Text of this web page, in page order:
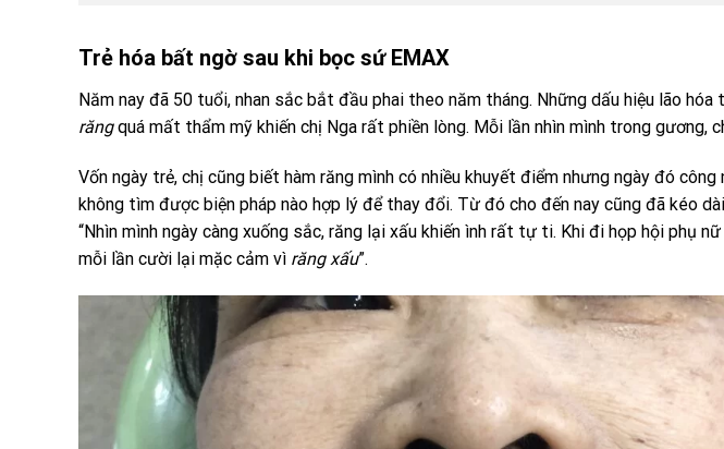
Trẻ hóa bất ngờ sau khi bọc sứ EMAX
Năm nay đã 50 tuổi, nhan sắc bắt đầu phai theo năm tháng. Những dấu hiệu lão hóa
răngquá mất thẩm mỹ khiến chị Nga rất phiền lòng. Mỗi lần nhìn mình trong gương,
Vốn ngày trẻ, chị cũng biết hàm răng mình có nhiều khuyết điểm nhưng ngày đó công
không tìm được biện pháp nào hợp lý để thay đổi. Từ đó cho đến nay cũng đã kéo
“Nhìn mình ngày càng xuống sắc, răng lại xấu khiến ình rất tự ti. Khi đi họp hội phụ
mỗi lần cười lại mặc cảm vì răng xấu”.